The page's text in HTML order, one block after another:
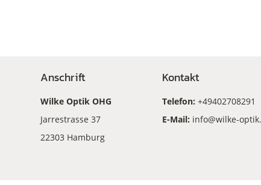
Anschrift
Wilke Optik OHG
Jarrestrasse 37
22303 Hamburg
Kontakt
Telefon: +49402708291
E-Mail: info@wilke-